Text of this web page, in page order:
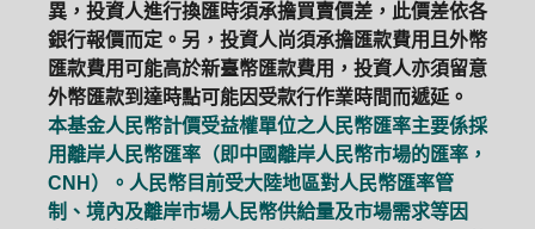
異，投資人進行換匯時須承擔買賣價差，此價差依各
銀行報價而定。另，投資人尚須承擔匯款費用且外幣
匯款費用可能高於新臺幣匯款費用，投資人亦須留意
外幣匯款到達時點可能因受款行作業時間而遞延。
本基金人民幣計價受益權單位之人民幣匯率主要係採
用離岸人民幣匯率（即中國離岸人民幣市場的匯率，
CNH）。人民幣目前受大陸地區對人民幣匯率管
制、境內及離岸市場人民幣供給量及市場需求等因